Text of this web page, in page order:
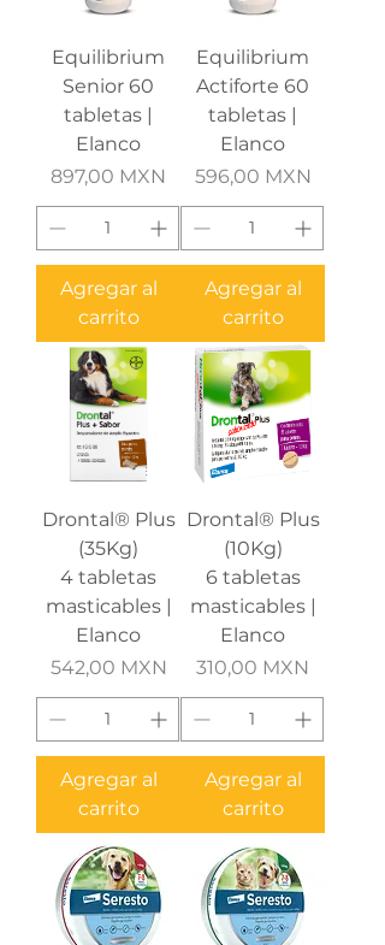
Equilibrium
Senior 60
tabletas |
Elanco
Precio
897,00 MXN
Agregar al
carrito
Equilibrium
Actiforte 60
tabletas |
Elanco
Precio
596,00 MXN
Agregar al
carrito
Drontal® Plus
(35Kg)
4 tabletas
masticables |
Elanco
Precio
542,00 MXN
Agregar al
carrito
Drontal® Plus
(10Kg)
6 tabletas
masticables |
Elanco
Precio
310,00 MXN
Agregar al
carrito